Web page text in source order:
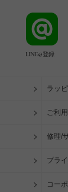
LINE@登録
ラッ
ご利
修理/
プラ
コー